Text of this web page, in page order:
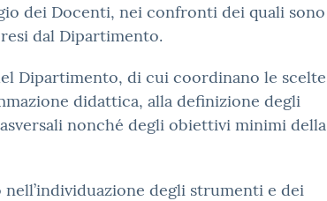
dei Docenti, nei confronti dei quali sono
dal Dipartimento.
Dipartimento, di cui coordinano le scelte
didattica, alla definizione degli
nonché degli obiettivi minimi della
degli strumenti e dei